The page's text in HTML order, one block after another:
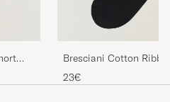
lever opp tilBresciani Cotton
Socks Black
23€